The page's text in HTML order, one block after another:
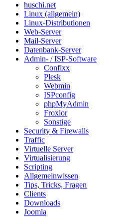
huschi.net
Linux (allgemein)
Linux-Distributionen
Web-Server
Mail-Server
Datenbank-Server
Admin- / ISP-Software
Confixx
Plesk
Webmin
ISPconfig
phpMyAdmin
Froxlor
Sonstige
Security & Firewalls
Traffic
Virtuelle Server
Virtualisierung
Scripting
Allgemeinwissen
Tips, Tricks, Fragen
Clients
Downloads
Joomla